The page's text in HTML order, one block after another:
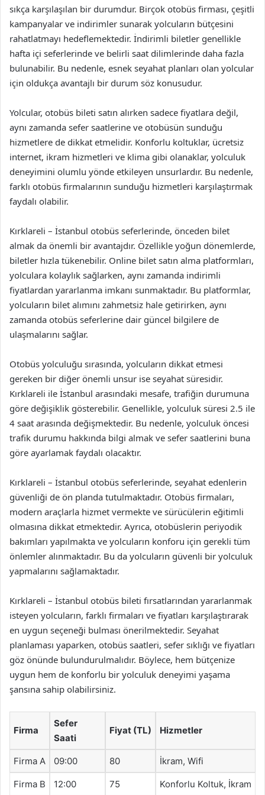
sıkça karşılaşılan bir durumdur. Birçok otobüs firması, çeşitli
kampanyalar ve indirimler sunarak yolcuların bütçesini
rahatlatmayı hedeflemektedir. İndirimli biletler genellikle
hafta içi seferlerinde ve belirli saat dilimlerinde daha fazla
bulunabilir. Bu nedenle, esnek seyahat planları olan yolcular
için oldukça avantajlı bir durum söz konusudur.
Yolcular, otobüs bileti satın alırken sadece fiyatlara değil,
aynı zamanda sefer saatlerine ve otobüsün sunduğu
hizmetlere de dikkat etmelidir. Konforlu koltuklar, ücretsiz
internet, ikram hizmetleri ve klima gibi olanaklar, yolculuk
deneyimini olumlu yönde etkileyen unsurlardır. Bu nedenle,
farklı otobüs firmalarının sunduğu hizmetleri karşılaştırmak
faydalı olabilir.
Kırklareli – İstanbul otobüs seferlerinde, önceden bilet
almak da önemli bir avantajdır. Özellikle yoğun dönemlerde,
biletler hızla tükenebilir. Online bilet satın alma platformları,
yolculara kolaylık sağlarken, aynı zamanda indirimli
fiyatlardan yararlanma imkanı sunmaktadır. Bu platformlar,
yolcuların bilet alımını zahmetsiz hale getirirken, aynı
zamanda otobüs seferlerine dair güncel bilgilere de
ulaşmalarını sağlar.
Otobüs yolculuğu sırasında, yolcuların dikkat etmesi
gereken bir diğer önemli unsur ise seyahat süresidir.
Kırklareli ile İstanbul arasındaki mesafe, trafiğin durumuna
göre değişiklik gösterebilir. Genellikle, yolculuk süresi 2.5 ile
4 saat arasında değişmektedir. Bu nedenle, yolculuk öncesi
trafik durumu hakkında bilgi almak ve sefer saatlerini buna
göre ayarlamak faydalı olacaktır.
Kırklareli – İstanbul otobüs seferlerinde, seyahat edenlerin
güvenliği de ön planda tutulmaktadır. Otobüs firmaları,
modern araçlarla hizmet vermekte ve sürücülerin eğitimli
olmasına dikkat etmektedir. Ayrıca, otobüslerin periyodik
bakımları yapılmakta ve yolcuların konforu için gerekli tüm
önlemler alınmaktadır. Bu da yolcuların güvenli bir yolculuk
yapmalarını sağlamaktadır.
Kırklareli – İstanbul otobüs bileti fırsatlarından yararlanmak
isteyen yolcuların, farklı firmaları ve fiyatları karşılaştırarak
en uygun seçeneği bulması önerilmektedir. Seyahat
planlaması yaparken, otobüs saatleri, sefer sıklığı ve fiyatları
göz önünde bulundurulmalıdır. Böylece, hem bütçenize
uygun hem de konforlu bir yolculuk deneyimi yaşama
şansına sahip olabilirsiniz.
Firma
Sefer
Saati
Fiyat (TL) Hizmetler
Firma A 09:00 80 İkram, Wifi
Firma B 12:00 75 Konforlu Koltuk, İkram